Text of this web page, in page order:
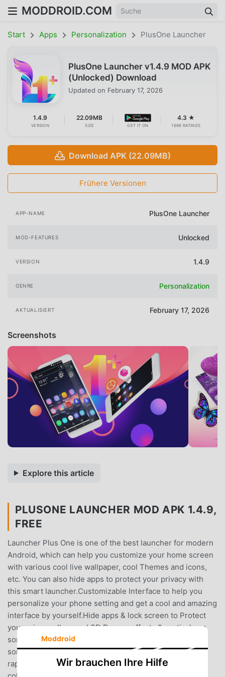
MODDROID.COM
Start Apps Personalization PlusOne Launcher
PlusOne Launcher v1.4.9 MOD APK
(Unlocked) Download
Updated on February 17, 2026
1.4.9
VERSION
22.09MB
SIZE GET IT ON
4.3 ★
1698 RATINGS
Download APK (22.09MB)
Frühere Versionen
APP-NAME PlusOne Launcher
MOD-FEATURES Unlocked
VERSION 1.4.9
GENRE Personalization
AKTUALISIERT February 17, 2026
Screenshots
Explore this article
PLUSONE LAUNCHER MOD APK 1.4.9,
FREE
Launcher Plus One is one of the best launcher for modern
Android, which can help you customize your home screen
with various cool live wallpaper, cool Themes and icons,
etc. You can also hide apps to protect your privacy with
this smart launcher.Customizable Interface to help you
personalize your phone setting and get a cool and amazing
interface by yourself.Hide apps & lock screen to Protect
your privacy all around.3D Drawer effects & vertical app
sorting also availableQuick search & customized app
sorting to help you to get the app you want easily and
rapidly.◆ Key Features:Personalize Themes Huge
Moddroid
Wir brauchen Ihre Hilfe